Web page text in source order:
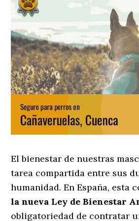
El bienestar de nuestras
tarea compartida entre sus
humanidad. En España, esta
la nueva Ley de Bienestar
obligatoriedad de contratar